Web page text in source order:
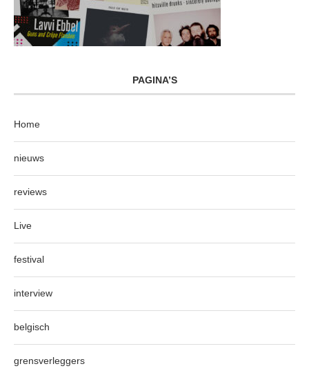
PAGINA’S
Home
nieuws
reviews
Live
festival
interview
belgisch
grensverleggers